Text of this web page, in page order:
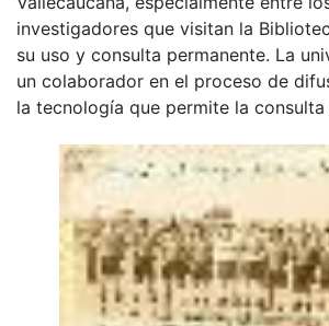
investigadores que visitan la
su uso y consulta permanente. La
un colaborador en el proceso de
la tecnología que permite la consulta